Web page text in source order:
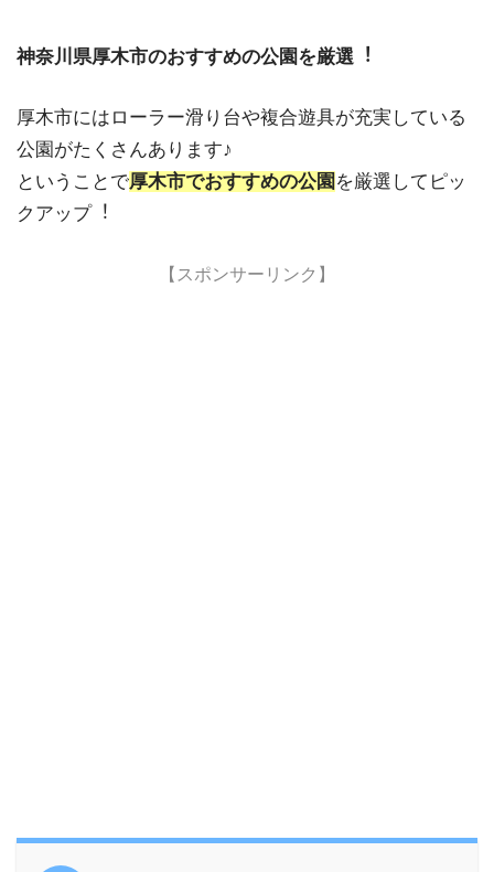
神奈川県厚木市のおすすめの公園を厳選︕
厚木市にはローラー滑り台や複合遊具が充実している
公園がたくさんあります♪
ということで厚木市でおすすめの公園 を厳選してピッ
クアップ︕
【スポンサーリンク】